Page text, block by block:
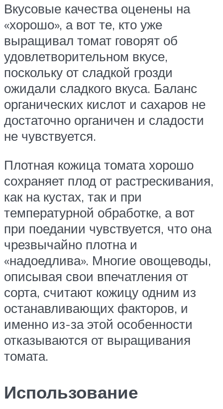
Вкусовые качества оценены на
«хорошо», а вот те, кто уже
выращивал томат говорят об
удовлетворительном вкусе,
поскольку от сладкой грозди
ожидали сладкого вкуса. Баланс
органических кислот и сахаров не
достаточно органичен и сладости
не чувствуется.
Плотная кожица томата хорошо
сохраняет плод от растрескивания,
как на кустах, так и при
температурной обработке, а вот
при поедании чувствуется, что она
чрезвычайно плотна и
«надоедлива». Многие овощеводы,
описывая свои впечатления от
сорта, считают кожицу одним из
останавливающих факторов, и
именно из-за этой особенности
отказываются от выращивания
томата.
Использование